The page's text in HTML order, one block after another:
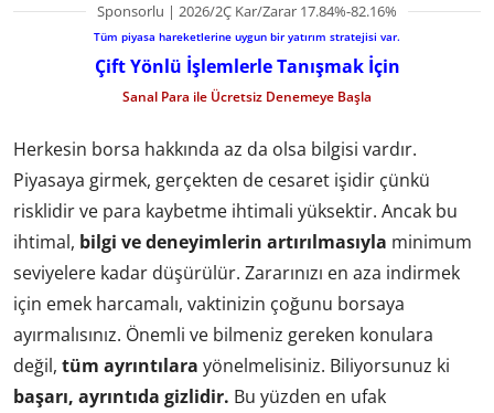
Sponsorlu | 2026/2Ç Kar/Zarar 17.84%-82.16%
Tüm piyasa hareketlerine uygun bir yatırım stratejisi var.
Çift Yönlü İşlemlerle Tanışmak İçin
Sanal Para ile Ücretsiz Denemeye Başla
Herkesin borsa hakkında az da olsa bilgisi vardır.
Piyasaya girmek, gerçekten de cesaret işidir çünkü
risklidir ve para kaybetme ihtimali yüksektir. Ancak bu
ihtimal, bilgi ve deneyimlerin artırılmasıyla minimum
seviyelere kadar düşürülür. Zararınızı en aza indirmek
için emek harcamalı, vaktinizin çoğunu borsaya
ayırmalısınız. Önemli ve bilmeniz gereken konulara
değil, tüm ayrıntılara yönelmelisiniz. Biliyorsunuz ki
başarı, ayrıntıda gizlidir. Bu yüzden en ufak